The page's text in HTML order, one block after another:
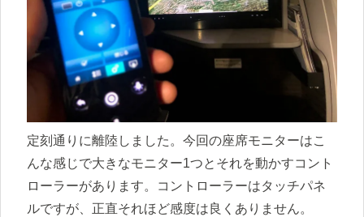
定刻通りに離陸しました。今回の座席モニターはこ
んな感じで大きなモニター1つとそれを動かすコント
ローラーがあります。コントローラーはタッチパネ
ルですが、正直それほど感度は良くありません。